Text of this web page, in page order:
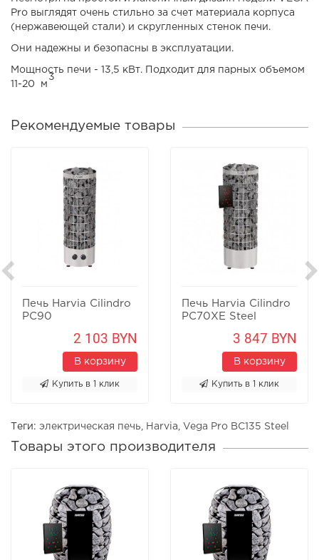
Pro выглядят очень стильно за счет материала корпуса
(нержавеющей стали) и скругленных стенок печи.
Они надежны и безопасны в эксплуатации.
Мощность печи - 13,5 кВт. Подходит для парных объемом
11-20
м
3
Рекомендуемые товары
Печь Harvia Cilindro
PC90
2 103 BYN
В корзину
Купить в 1 клик
Печь Harvia Cilindro
PC70XE Steel
3 847 BYN
В корзину
Купить в 1 клик
Теги: электрическая печь Harvia Vega Pro BC135 Steel
Товары этого производителя